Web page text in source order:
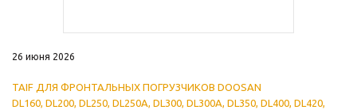
26 июня 2026
TAIF ДЛЯ ФРОНТАЛЬНЫХ ПОГРУЗЧИКOВ DOOSAN
DL160, DL200, DL250, DL250A, DL300, DL300A, DL350, DL400, DL420,